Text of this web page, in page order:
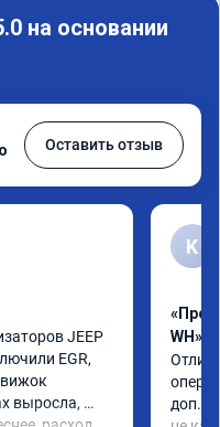
на основании
Оставить отзыв
JEEP
EGR,
выросла,
K
WH»